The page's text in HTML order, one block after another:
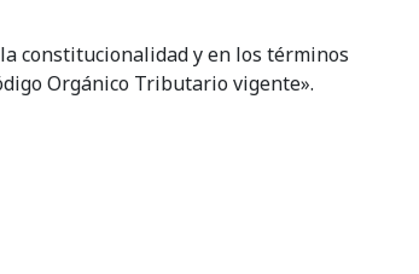
constitucionalidad y en los términos
Orgánico Tributario vigente».